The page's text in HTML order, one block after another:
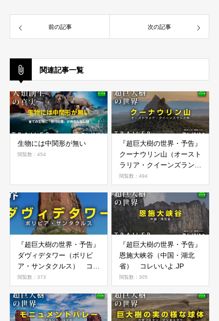
前の記事 次の記事
関連記事一覧
生物には中関形が無い
閲覧数：454
『超巨大樹の世界・予告』
クーナウリン山（オースト
ラリア・クイーンズランド
州） コレいいよ.JP
閲覧数：494
『超巨大樹の世界・予告』
ダヴィデタワー（ボリビ
ア・サンタクルス） コレ
いいよ.JP
閲覧数：373
『超巨大樹の世界・予告』
恩施大峡谷（中国・湖北
省） コレいいよ.JP
閲覧数：305